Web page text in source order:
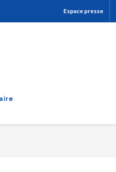
Espace presse